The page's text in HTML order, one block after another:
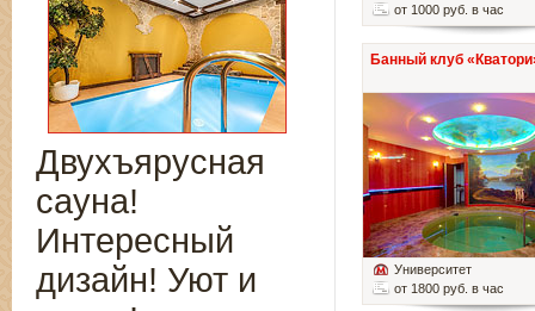
от 1000 руб. в час
Банный клуб
Университет
от 1800 руб. в час
Двухъярусная
сауна!
Интересный
дизайн! Уют и